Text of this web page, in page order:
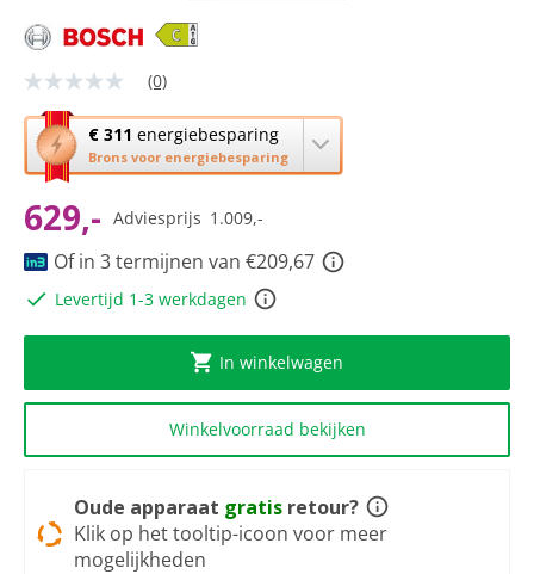
Geen
scorewaarde
Dezelfde
paginalink.
(0)
€ 311 energiebesparing
Brons voor energiebesparing
Met
deze
knop
opent
Youreko’s
tool
voor
energiebesparing.
629,- Adviesprijs 1.009,-
Of in 3 termijnen van €209,67
Levertijd 1-3 werkdagen
In winkelwagen
Winkelvoorraad bekijken
Oude apparaat gratis retour?
Klik op het tooltip-icoon voor meer
mogelijkheden